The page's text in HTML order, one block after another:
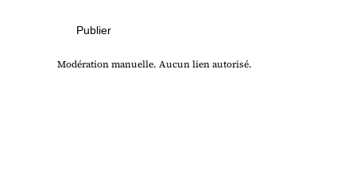
Publier
Modération manuelle. Aucun lien autorisé.